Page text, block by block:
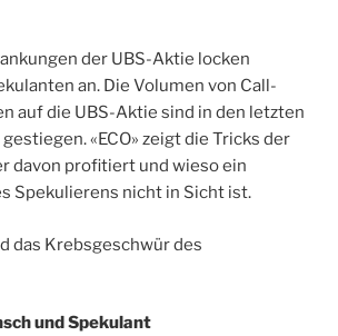
der UBS-Aktie locken
an. Die Volumen von Call-
auf die UBS-Aktie sind in den letzten
«ECO» zeigt die Tricks der
davon profitiert und wieso ein
Spekulierens nicht in Sicht ist.
das Krebsgeschwür des
und Spekulant